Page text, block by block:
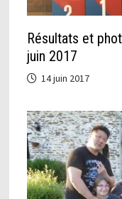
Résultats et
juin 2017
14 juin 2017